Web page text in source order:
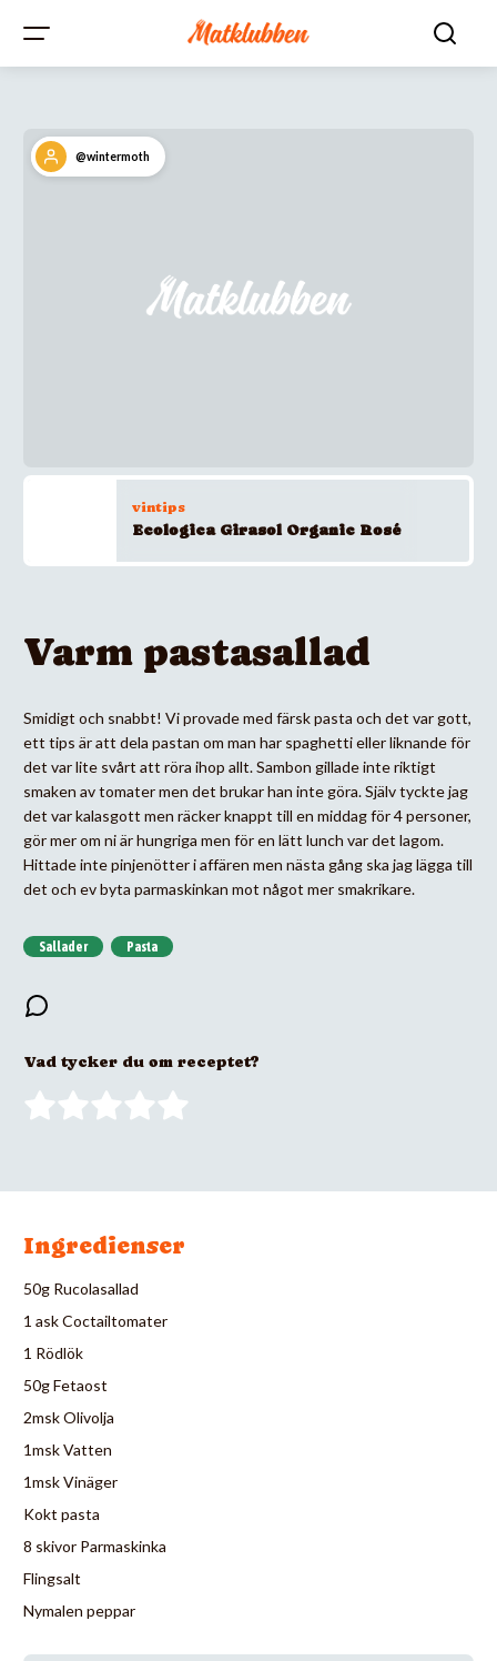
@wintermoth
vintips
Ecologica Girasol Organic Rosé
Varm pastasallad
Smidigt och snabbt! Vi provade med färsk pasta och det var gott,
ett tips är att dela pastan om man har spaghetti eller liknande för
det var lite svårt att röra ihop allt. Sambon gillade inte riktigt
smaken av tomater men det brukar han inte göra. Själv tyckte jag
det var kalasgott men räcker knappt till en middag för 4 personer,
gör mer om ni är hungriga men för en lätt lunch var det lagom.
Hittade inte pinjenötter i affären men nästa gång ska jag lägga till
det och ev byta parmaskinkan mot något mer smakrikare.
Sallader Pasta
Vad tycker du om receptet?
Ingredienser
50g Rucolasallad
1 ask Coctailtomater
1 Rödlök
50g Fetaost
2msk Olivolja
1msk Vatten
1msk Vinäger
Kokt pasta
8 skivor Parmaskinka
Flingsalt
Nymalen peppar